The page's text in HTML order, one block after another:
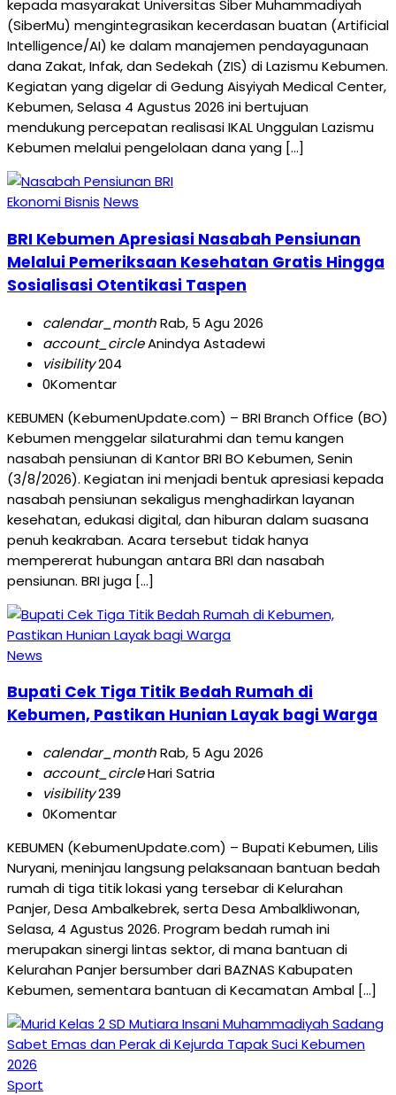
kepada masyarakat Universitas Siber Muhammadiyah
(SiberMu) mengintegrasikan kecerdasan buatan (Artificial
Intelligence/AI) ke dalam manajemen pendayagunaan
dana Zakat, Infak, dan Sedekah (ZIS) di Lazismu Kebumen.
Kegiatan yang digelar di Gedung Aisyiyah Medical Center,
Kebumen, Selasa 4 Agustus 2026 ini bertujuan
mendukung percepatan realisasi IKAL Unggulan Lazismu
Kebumen melalui pengelolaan dana yang […]
Ekonomi Bisnis News
BRI Kebumen Apresiasi Nasabah Pensiunan
Melalui Pemeriksaan Kesehatan Gratis Hingga
Sosialisasi Otentikasi Taspen
calendar_monthRab, 5 Agu 2026
account_circleAnindya Astadewi
visibility204
0Komentar
KEBUMEN (KebumenUpdate.com) – BRI Branch Office (BO)
Kebumen menggelar silaturahmi dan temu kangen
nasabah pensiunan di Kantor BRI BO Kebumen, Senin
(3/8/2026). Kegiatan ini menjadi bentuk apresiasi kepada
nasabah pensiunan sekaligus menghadirkan layanan
kesehatan, edukasi digital, dan hiburan dalam suasana
penuh keakraban. Acara tersebut tidak hanya
mempererat hubungan antara BRI dan nasabah
pensiunan. BRI juga […]
News
Bupati Cek Tiga Titik Bedah Rumah di
Kebumen, Pastikan Hunian Layak bagi Warga
calendar_monthRab, 5 Agu 2026
account_circleHari Satria
visibility239
0Komentar
KEBUMEN (KebumenUpdate.com) – Bupati Kebumen, Lilis
Nuryani, meninjau langsung pelaksanaan bantuan bedah
rumah di tiga titik lokasi yang tersebar di Kelurahan
Panjer, Desa Ambalkebrek, serta Desa Ambalkliwonan,
Selasa, 4 Agustus 2026. Program bedah rumah ini
merupakan sinergi lintas sektor, di mana bantuan di
Kelurahan Panjer bersumber dari BAZNAS Kabupaten
Kebumen, sementara bantuan di Kecamatan Ambal […]
Sport